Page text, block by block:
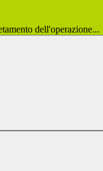
dell'operazione...